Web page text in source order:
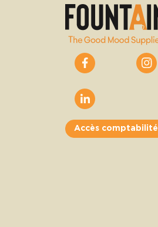
Accès comptabilité